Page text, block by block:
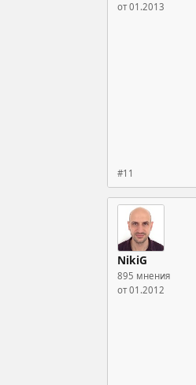
от 01.2013
#11
NikiG
895 мнения
от 01.2012